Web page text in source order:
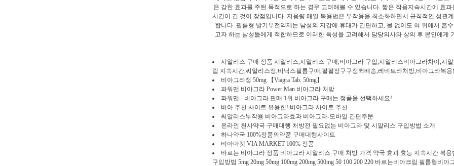
은 강한 효과를 주된 목적으로 하는 경우 고려해볼 수 있습니다. 짧은 작용지속시간에 효
시간이 긴 것이 장점입니다. 저용량 매일 복용법은 부작용을 최소화하면서 규칙적인 성관
합니다. 필름형 발기부전약제는 남성의 지갑에 휴대가 간편하고, 물 없이도 혀 위에서 흡
고자 하는 남성들에게 적합하므로 이러한 특성을 고려해서 담당의사와 상의 후 본인에게
시알리스 구매 정품 시알리스,시알리스 구매,비아그라 구입,시알리스비아그라차이,시
립 지속시간,씨알리스정,비닉스필름구매,팔팔정구구정퀵배송,레비트라처방,비아그라복용
비아그라정 50mg 【Viagra Tab. 50mg】
파워맨 비아그라 Power Man 비아그라 처방
파워맨 - 비아그라 판매 1위 비아그라 구매는 정품을 선택하세요!
비아 추천 사이트 유용한! 비아그라 사이트 추천
씨알리스부작용 비아그라효과 비아그라-모바일 간편주문
온라인 천사약국 구매대행 처방전 필요없는 비아그라 및 시알리스 구입방법 소개
하나약국 100%정품의약품 구매대행사이트
비아마켓 VIA MARKET 100% 정품
바르는 비아그라 정품 비아그라 시알리스 구매 처방 가격 약국 효과 효능 지속시간 복
구입방법 5mg 20mg 50mg 100mg 200mg 500mg 50 100 200 220 바르는비아크림 필름형비아